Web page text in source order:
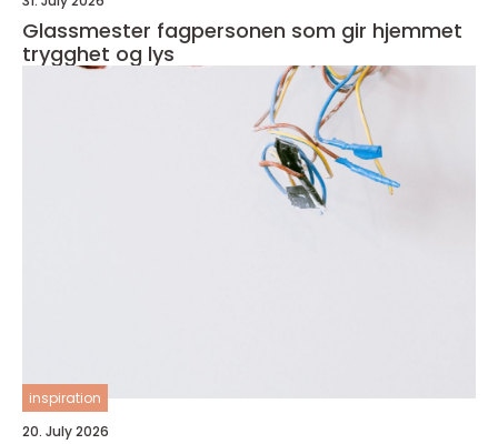
Glassmester fagpersonen som gir hjemmet
trygghet og lys
inspiration
20. July 2026